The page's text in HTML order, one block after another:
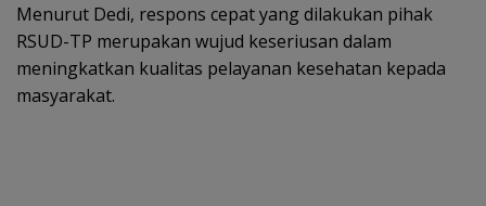
Menurut Dedi, respons cepat yang dilakukan pihak
RSUD-TP merupakan wujud keseriusan dalam
meningkatkan kualitas pelayanan kesehatan kepada
masyarakat.